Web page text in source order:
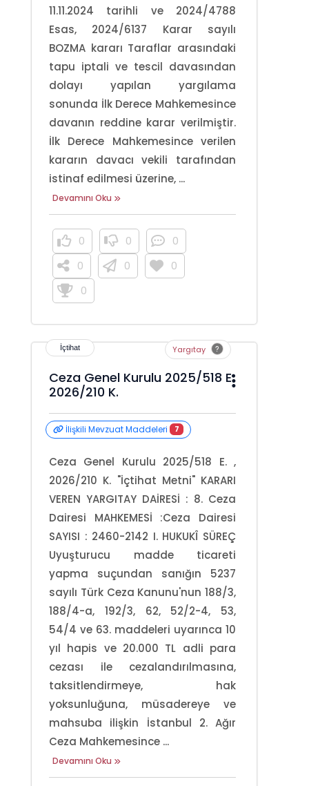
11.11.2024 tarihli ve 2024/4788
Esas, 2024/6137 Karar sayılı
BOZMA kararı Taraflar arasındaki
tapu iptali ve tescil davasından
dolayı yapılan yargılama
sonunda İlk Derece Mahkemesince
davanın reddine karar verilmiştir.
İlk Derece Mahkemesince verilen
kararın davacı vekili tarafından
istinaf edilmesi üzerine, ...
Devamını Oku
0 0
0
0
0
0
0
Yargıtay
Ceza Genel Kurulu 2025/518 E.
2026/210 K.
İlişkili Mevzuat Maddeleri 7
Ceza Genel Kurulu 2025/518 E. ,
2026/210 K. "İçtihat Metni" KARARI
VEREN YARGITAY DAİRESİ : 8. Ceza
Dairesi MAHKEMESİ :Ceza Dairesi
SAYISI : 2460-2142 I. HUKUKÎ SÜREÇ
Uyuşturucu madde ticareti
yapma suçundan sanığın 5237
sayılı Türk Ceza Kanunu'nun 188/3,
188/4-a, 192/3, 62, 52/2-4, 53,
54/4 ve 63. maddeleri uyarınca 10
yıl hapis ve 20.000 TL adli para
cezası ile cezalandırılmasına,
taksitlendirmeye, hak
yoksunluğuna, müsadereye ve
mahsuba ilişkin İstanbul 2. Ağır
Ceza Mahkemesince ...
Devamını Oku